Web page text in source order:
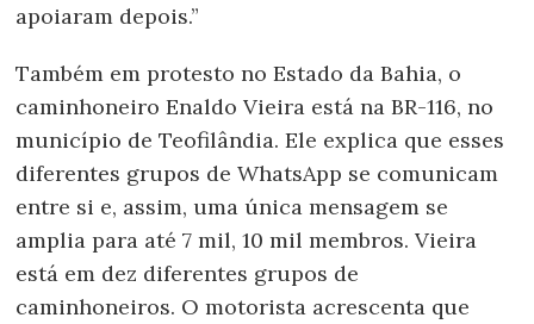
apoiaram depois.”
Também em protesto no Estado da Bahia, o
caminhoneiro Enaldo Vieira está na BR-116, no
município de Teofilândia. Ele explica que esses
diferentes grupos de WhatsApp se comunicam
entre si e, assim, uma única mensagem se
amplia para até 7 mil, 10 mil membros. Vieira
está em dez diferentes grupos de
caminhoneiros. O motorista acrescenta que